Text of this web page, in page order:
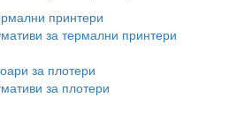
принтери
за термални принтери
за плотери
за плотери